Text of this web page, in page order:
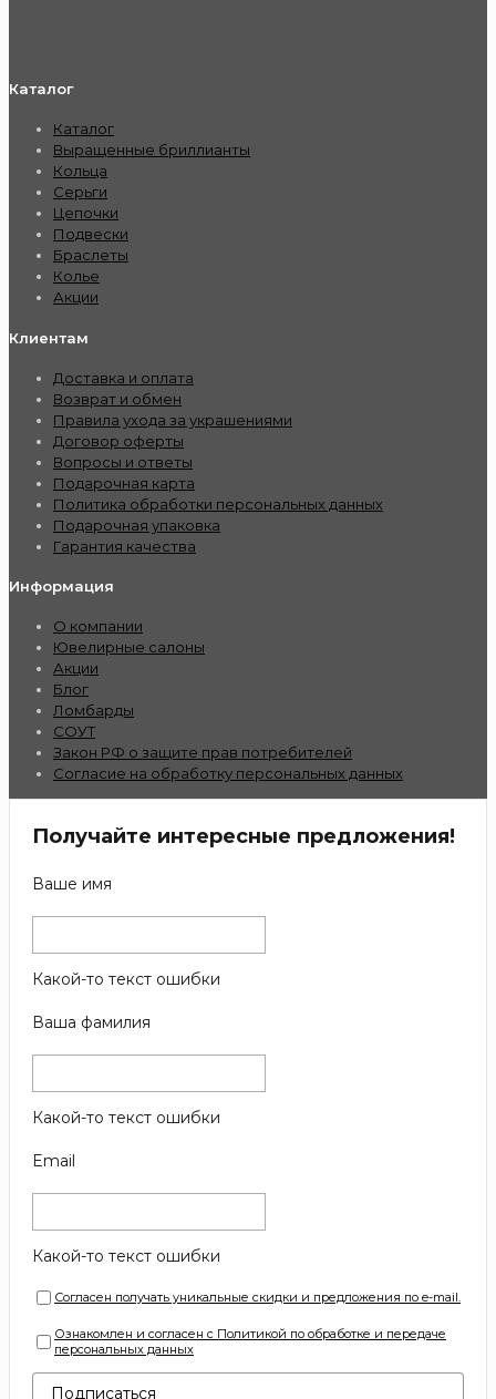
Каталог
Каталог
Выращенные бриллианты
Кольца
Серьги
Цепочки
Подвески
Браслеты
Колье
Акции
Клиентам
Доставка и оплата
Возврат и обмен
Правила ухода за украшениями
Договор оферты
Вопросы и ответы
Подарочная карта
Политика обработки персональных данных
Подарочная упаковка
Гарантия качества
Информация
О компании
Ювелирные салоны
Акции
Блог
Ломбарды
СОУТ
Закон РФ о защите прав потребителей
Согласие на обработку персональных данных
Получайте интересные предложения!
Ваше имя
Какой-то текст ошибки
Ваша фамилия
Какой-то текст ошибки
Email
Какой-то текст ошибки
Согласен получать уникальные скидки и предложения по e-mail.
Ознакомлен и согласен с Политикой по обработке и передаче
персональных данных
Подписаться